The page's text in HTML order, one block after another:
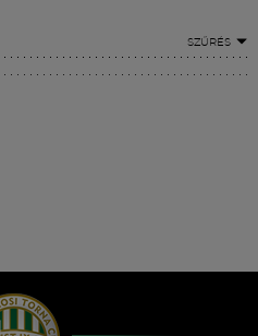
SZŰRÉS